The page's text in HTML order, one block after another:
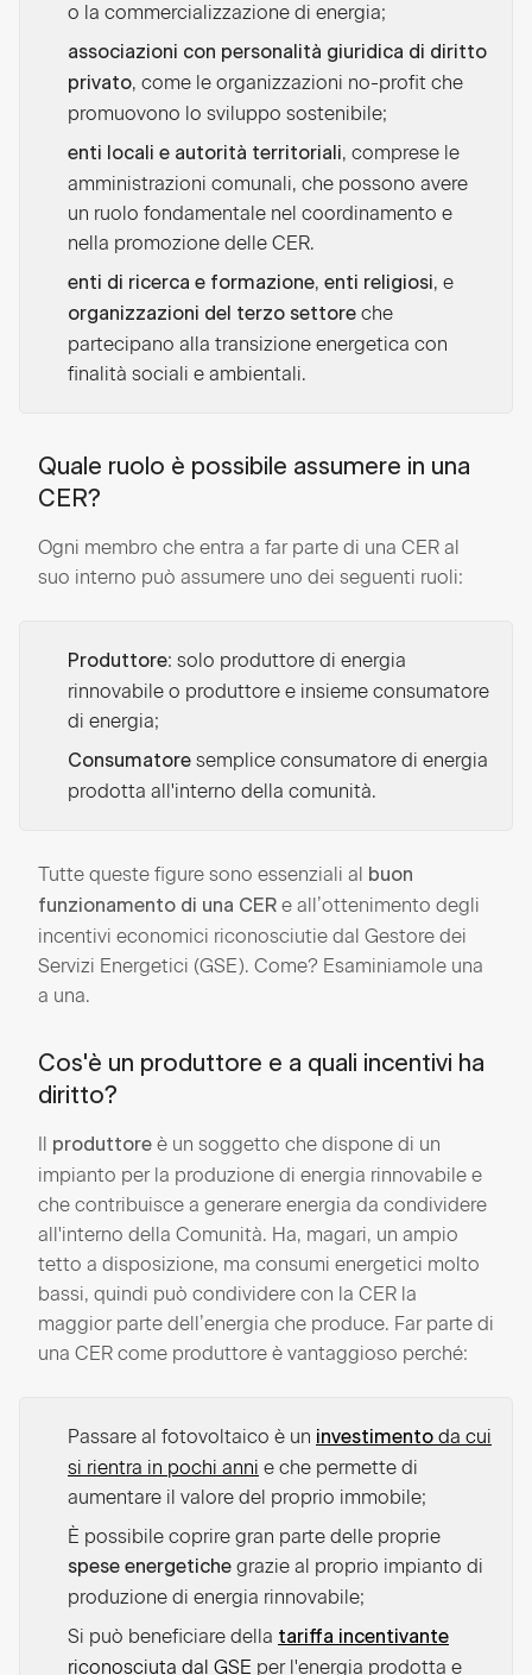
o la commercializzazione di energia;
associazioni con personalità giuridica di diritto
privato, come le organizzazioni no-profit che
promuovono lo sviluppo sostenibile;
enti locali e autorità territoriali, comprese le
amministrazioni comunali, che possono avere
un ruolo fondamentale nel coordinamento e
nella promozione delle CER.
enti di ricerca e formazione, enti religiosi, e
organizzazioni del terzo settore che
partecipano alla transizione energetica con
finalità sociali e ambientali.
Quale ruolo è possibile assumere in una
CER?
Ogni membro che entra a far parte di una CER al
suo interno può assumere uno dei seguenti ruoli:
Produttore: solo produttore di energia
rinnovabile o produttore e insieme consumatore
di energia;
Consumatore semplice consumatore di energia
prodotta all'interno della comunità.
Tutte queste figure sono essenziali al
buon
funzionamento di una CER e all’ottenimento degli
incentivi economici riconosciutie dal Gestore dei
Servizi Energetici (GSE). Come? Esaminiamole una
a una.
Cos'è un produttore e a quali incentivi ha
diritto?
produttore è un soggetto che dispone di un
impianto per la produzione di energia rinnovabile e
che contribuisce a generare energia da condividere
all'interno della Comunità. Ha, magari, un ampio
tetto a disposizione, ma consumi energetici molto
bassi, quindi può condividere con la CER la
maggior parte dell’energia che produce. Far parte di
una CER come produttore è vantaggioso perché:
Passare al fotovoltaico è un investimento da cui
si rientra in pochi anni e che permette di
aumentare il valore del proprio immobile;
È possibile coprire gran parte delle proprie
spese energetiche grazie al proprio impianto di
produzione di energia rinnovabile;
Si può beneficiare della tariffa incentivante
riconosciuta dal GSE per l'energia prodotta e